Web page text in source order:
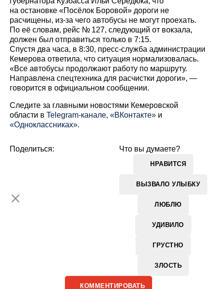
на остановке «Посёлок Боровой» дороги не
расчищены, из-за чего автобусы не могут проехать.
По её словам, рейс № 127, следующий от вокзала,
должен был отправиться только в 7:15.
Спустя два часа, в 8:30, пресс-служба администрации
Кемерова ответила, что ситуация нормализовалась.
«Все автобусы продолжают работу по маршруту.
Направлена спецтехника для расчистки дороги», —
говорится в официальном сообщении.
Cледите за главными новостями Кемеровской
области в Telegram-канале, «ВКонтакте» и
«Одноклассниках».
Что вы думаете?
НРАВИТСЯ
ВЫЗВАЛО УЛЫБКУ
ЛЮБЛЮ
УДИВИЛО
ГРУСТНО
ЗЛОСТЬ
Поделиться:
КОММЕНТИРОВАТЬ